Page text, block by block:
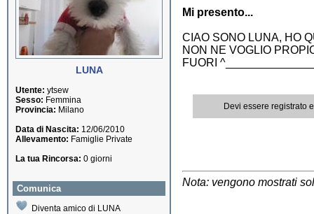
LUNA
Utente: ytsew
Sesso: Femmina
Provincia: Milano
Data di Nascita: 12/06/2010
Allevamento: Famiglie Private
La tua Rincorsa: 0 giorni
Comunica
Diventa amico di LUNA
Mi presento...
CIAO SONO LUNA, HO
NON NE VOGLIO
FUORI
Devi essere registrato
Nota: vengono mostrati